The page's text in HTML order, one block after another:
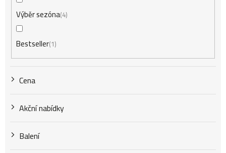
d
u
k
Výběr sezóna 4
Bestseller 1
Cena
Akční nabídky
Balení